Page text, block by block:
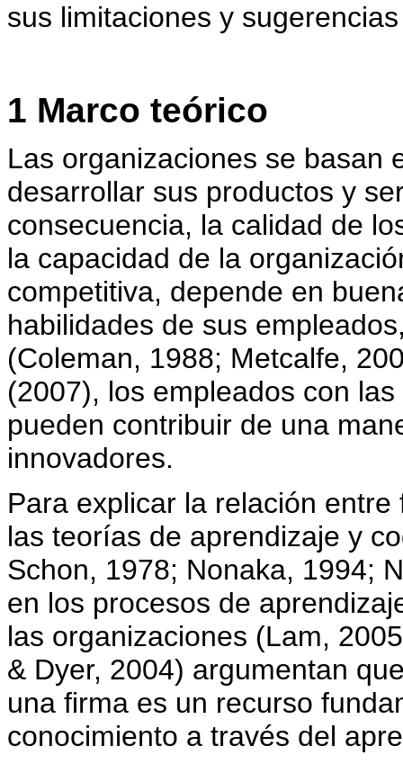
sus limitaciones y
1 Marco teórico
Las organizaciones se basan
desarrollar sus productos y
consecuencia, la calidad de
la capacidad de la
competitiva, depende en
habilidades de sus
(Coleman, 1988; Metcalfe,
(2007), los empleados con
pueden contribuir de una
innovadores.
Para explicar la relación
las teorías de aprendizaje y
Schon, 1978; Nonaka, 1994;
en los procesos de
las organizaciones (Lam,
& Dyer, 2004) argumentan
una firma es un recurso
conocimiento a través del